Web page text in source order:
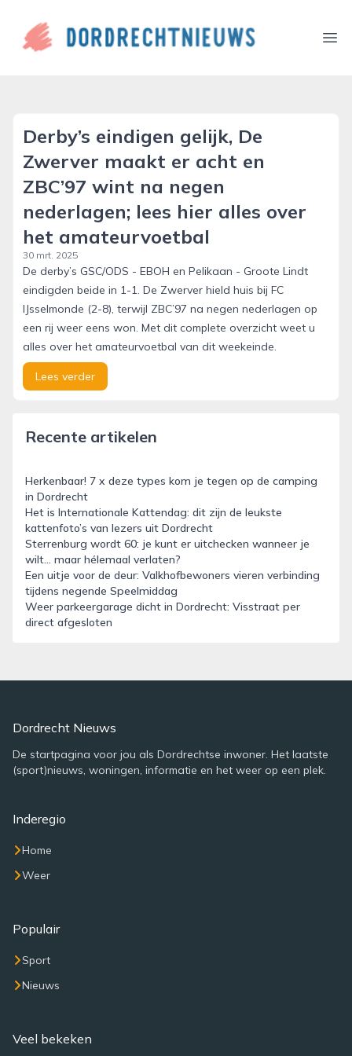
dordrechtnieuws.nl
Derby’s eindigen gelijk, De
Zwerver maakt er acht en
ZBC’97 wint na negen
nederlagen; lees hier alles over
het amateurvoetbal
30 mrt. 2025
De derby’s GSC/ODS - EBOH en Pelikaan - Groote Lindt
eindigden beide in 1-1. De Zwerver hield huis bij FC
IJsselmonde (2-8), terwijl ZBC’97 na negen nederlagen op
een rij weer eens won. Met dit complete overzicht weet u
alles over het amateurvoetbal van dit weekeinde.
Lees verder
Recente artikelen
Herkenbaar! 7 x deze types kom je tegen op de camping
in Dordrecht
Het is Internationale Kattendag: dit zijn de leukste
kattenfoto’s van lezers uit Dordrecht
Sterrenburg wordt 60: je kunt er uitchecken wanneer je
wilt… maar hélemaal verlaten?
Een uitje voor de deur: Valkhofbewoners vieren verbinding
tijdens negende Speelmiddag
Weer parkeergarage dicht in Dordrecht: Visstraat per
direct afgesloten
Dordrecht Nieuws
De startpagina voor jou als Dordrechtse inwoner. Het laatste
(sport)nieuws, woningen, informatie en het weer op een plek.
Inderegio
Home
Weer
Populair
Sport
Nieuws
Veel bekeken